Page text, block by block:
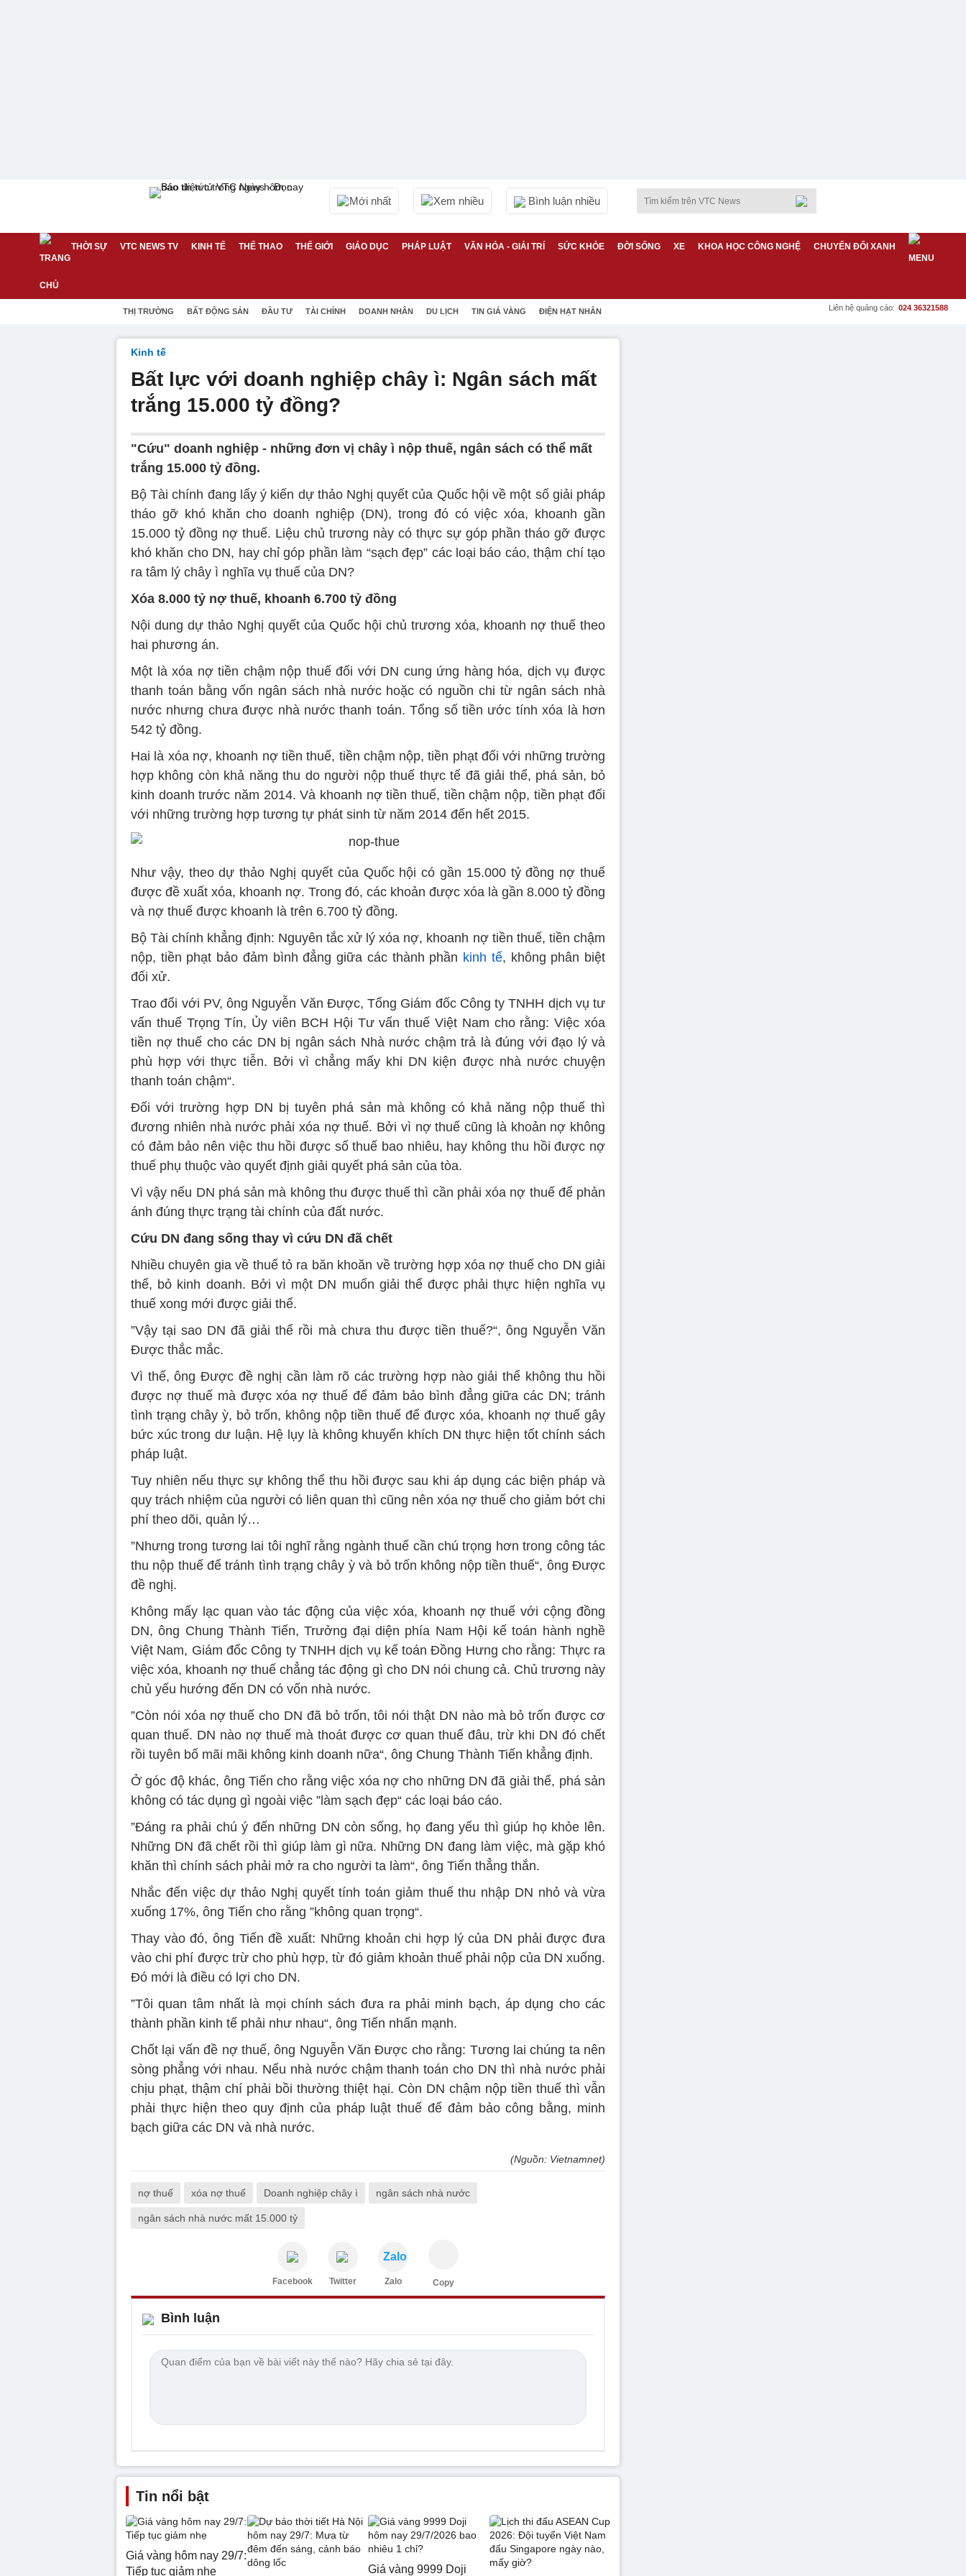
Mới nhất Xem nhiều Bình luận nhiều
THỜI SỰ VTC NEWS TV KINH TẾ THỂ THAO THẾ GIỚI GIÁO DỤC PHÁP LUẬT VĂN HÓA - GIẢI TRÍ SỨC KHỎE ĐỜI SỐNG XE KHOA HỌC CÔNG NGHỆ CHUYỂN ĐỔI XANH
THỊ TRƯỜNG BẤT ĐỘNG SẢN ĐẦU TƯ TÀI CHÍNH DOANH NHÂN DU LỊCH TIN GIÁ VÀNG ĐIỆN HẠT NHÂN Liên hệ quảng cáo: 024 36321588
Kinh tế
Bất lực với doanh nghiệp chây ì: Ngân sách mất
trắng 15.000 tỷ đồng?
"Cứu" doanh nghiệp - những đơn vị chây ì nộp thuế, ngân sách có thể mất
trắng 15.000 tỷ đồng.
Bộ Tài chính đang lấy ý kiến dự thảo Nghị quyết của Quốc hội về một số giải pháp
tháo gỡ khó khăn cho doanh nghiệp (DN), trong đó có việc xóa, khoanh gần
15.000 tỷ đồng nợ thuế. Liệu chủ trương này có thực sự góp phần tháo gỡ được
khó khăn cho DN, hay chỉ góp phần làm “sạch đẹp” các loại báo cáo, thậm chí tạo
ra tâm lý chây ì nghĩa vụ thuế của DN?
Xóa 8.000 tỷ nợ thuế, khoanh 6.700 tỷ đồng
Nội dung dự thảo Nghị quyết của Quốc hội chủ trương xóa, khoanh nợ thuế theo
hai phương án.
Một là xóa nợ tiền chậm nộp thuế đối với DN cung ứng hàng hóa, dịch vụ được
thanh toán bằng vốn ngân sách nhà nước hoặc có nguồn chi từ ngân sách nhà
nước nhưng chưa được nhà nước thanh toán. Tổng số tiền ước tính xóa là hơn
542 tỷ đồng.
Hai là xóa nợ, khoanh nợ tiền thuế, tiền chậm nộp, tiền phạt đối với những trường
hợp không còn khả năng thu do người nộp thuế thực tế đã giải thể, phá sản, bỏ
kinh doanh trước năm 2014. Và khoanh nợ tiền thuế, tiền chậm nộp, tiền phạt đối
với những trường hợp tương tự phát sinh từ năm 2014 đến hết 2015.
Như vậy, theo dự thảo Nghị quyết của Quốc hội có gần 15.000 tỷ đồng nợ thuế
được đề xuất xóa, khoanh nợ. Trong đó, các khoản được xóa là gần 8.000 tỷ đồng
và nợ thuế được khoanh là trên 6.700 tỷ đồng.
Bộ Tài chính khẳng định: Nguyên tắc xử lý xóa nợ, khoanh nợ tiền thuế, tiền chậm
nộp, tiền phạt bảo đảm bình đẳng giữa các thành phần kinh tế, không phân biệt
đối xử.
Trao đổi với PV, ông Nguyễn Văn Được, Tổng Giám đốc Công ty TNHH dịch vụ tư
vấn thuế Trọng Tín, Ủy viên BCH Hội Tư vấn thuế Việt Nam cho rằng: Việc xóa
tiền nợ thuế cho các DN bị ngân sách Nhà nước chậm trả là đúng với đạo lý và
phù hợp với thực tiễn. Bởi vì chẳng mấy khi DN kiện được nhà nước chuyện
thanh toán chậm“.
Đối với trường hợp DN bị tuyên phá sản mà không có khả năng nộp thuế thì
đương nhiên nhà nước phải xóa nợ thuế. Bởi vì nợ thuế cũng là khoản nợ không
có đảm bảo nên việc thu hồi được số thuế bao nhiêu, hay không thu hồi được nợ
thuế phụ thuộc vào quyết định giải quyết phá sản của tòa.
Vì vậy nếu DN phá sản mà không thu được thuế thì cần phải xóa nợ thuế để phản
ánh đúng thực trạng tài chính của đất nước.
Cứu DN đang sống thay vì cứu DN đã chết
Nhiều chuyên gia về thuế tỏ ra băn khoăn về trường hợp xóa nợ thuế cho DN giải
thể, bỏ kinh doanh. Bởi vì một DN muốn giải thể được phải thực hiện nghĩa vụ
thuế xong mới được giải thể.
”Vậy tại sao DN đã giải thể rồi mà chưa thu được tiền thuế?“, ông Nguyễn Văn
Được thắc mắc.
Vì thế, ông Được đề nghị cần làm rõ các trường hợp nào giải thể không thu hồi
được nợ thuế mà được xóa nợ thuế để đảm bảo bình đẳng giữa các DN; tránh
tình trạng chây ỳ, bỏ trốn, không nộp tiền thuế để được xóa, khoanh nợ thuế gây
bức xúc trong dư luận. Hệ lụy là không khuyến khích DN thực hiện tốt chính sách
pháp luật.
Tuy nhiên nếu thực sự không thể thu hồi được sau khi áp dụng các biện pháp và
quy trách nhiệm của người có liên quan thì cũng nên xóa nợ thuế cho giảm bớt chi
phí theo dõi, quản lý…
”Nhưng trong tương lai tôi nghĩ rằng ngành thuế cần chú trọng hơn trong công tác
thu nộp thuế để tránh tình trạng chây ỳ và bỏ trốn không nộp tiền thuế“, ông Được
đề nghị.
Không mấy lạc quan vào tác động của việc xóa, khoanh nợ thuế với cộng đồng
DN, ông Chung Thành Tiến, Trưởng đại diện phía Nam Hội kế toán hành nghề
Việt Nam, Giám đốc Công ty TNHH dịch vụ kế toán Đồng Hưng cho rằng: Thực ra
việc xóa, khoanh nợ thuế chẳng tác động gì cho DN nói chung cả. Chủ trương này
chủ yếu hướng đến DN có vốn nhà nước.
”Còn nói xóa nợ thuế cho DN đã bỏ trốn, tôi nói thật DN nào mà bỏ trốn được cơ
quan thuế. DN nào nợ thuế mà thoát được cơ quan thuế đâu, trừ khi DN đó chết
rồi tuyên bố mãi mãi không kinh doanh nữa“, ông Chung Thành Tiến khẳng định.
Ở góc độ khác, ông Tiến cho rằng việc xóa nợ cho những DN đã giải thể, phá sản
không có tác dụng gì ngoài việc ”làm sạch đẹp“ các loại báo cáo.
”Đáng ra phải chú ý đến những DN còn sống, họ đang yếu thì giúp họ khỏe lên.
Những DN đã chết rồi thì giúp làm gì nữa. Những DN đang làm việc, mà gặp khó
khăn thì chính sách phải mở ra cho người ta làm“, ông Tiến thẳng thắn.
Nhắc đến việc dự thảo Nghị quyết tính toán giảm thuế thu nhập DN nhỏ và vừa
xuống 17%, ông Tiến cho rằng ”không quan trọng“.
Thay vào đó, ông Tiến đề xuất: Những khoản chi hợp lý của DN phải được đưa
vào chi phí được trừ cho phù hợp, từ đó giảm khoản thuế phải nộp của DN xuống.
Đó mới là điều có lợi cho DN.
”Tôi quan tâm nhất là mọi chính sách đưa ra phải minh bạch, áp dụng cho các
thành phần kinh tế phải như nhau“, ông Tiến nhấn mạnh.
Chốt lại vấn đề nợ thuế, ông Nguyễn Văn Được cho rằng: Tương lai chúng ta nên
sòng phẳng với nhau. Nếu nhà nước chậm thanh toán cho DN thì nhà nước phải
chịu phạt, thậm chí phải bồi thường thiệt hại. Còn DN chậm nộp tiền thuế thì vẫn
phải thực hiện theo quy định của pháp luật thuế để đảm bảo công bằng, minh
bạch giữa các DN và nhà nước.
(Nguồn: Vietnamnet)
nợ thuế xóa nợ thuế Doanh nghiệp chây ì ngân sách nhà nước
ngân sách nhà nước mất 15.000 tỷ
Facebook Twitter
Zalo
Zalo Copy
Bình luận
Tin nổi bật
Giá vàng hôm nay 29/7:
Tiếp tục giảm nhẹ
Giá vàng 9999 Doji